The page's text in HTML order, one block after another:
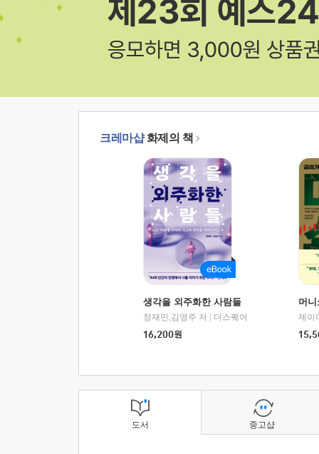
크레마샵화제의 책
생각을 외주화한 사람들
정재민,김영주 저
더스퀘어
16,200원
머
도서 중고샵